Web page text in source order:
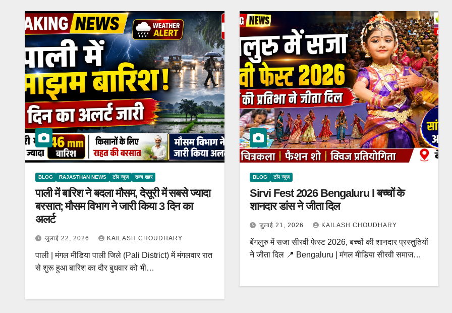
BLOG RAJASTHAN NEWS टॉप न्यूज़ राज्य शहर
पाली में बारिश ने बदला मौसम, देसूरी में सबसे ज्यादा
बरसात; मौसम विभाग ने जारी किया 3 दिन का
अलर्ट
जुलाई 22, 2026 KAILASH CHOUDHARY
पाली | मंगल मीडिया पाली जिले (Pali District) में मंगलवार रात
से शुरू हुआ बारिश का दौर बुधवार को भी…
BLOG टॉप न्यूज़
Sirvi Fest 2026 Bengaluru I बच्चों के
शानदार डांस ने जीता दिल
जुलाई 21, 2026 KAILASH CHOUDHARY
बेंगलुरु में सजा सीरवी फेस्ट 2026, बच्चों की शानदार प्रस्तुतियों
ने जीता दिल 📍 Bengaluru | मंगल मीडिया सीरवी समाज…